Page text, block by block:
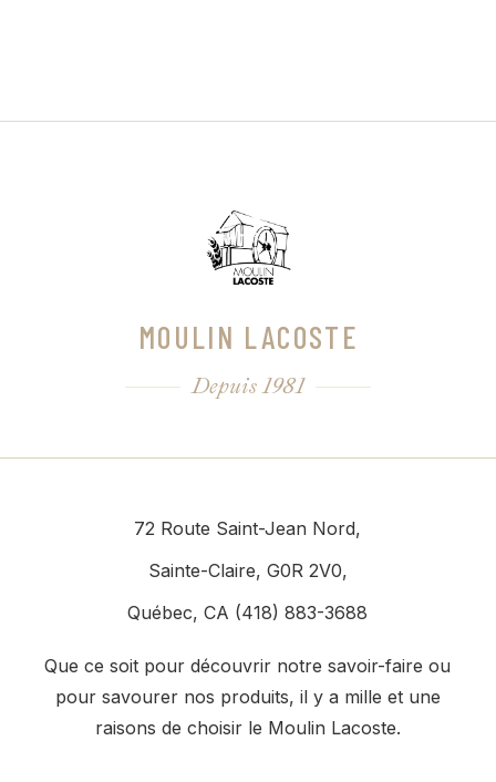
MOULIN LACOSTE
Depuis 1981
72 Route Saint-Jean Nord,
Sainte-Claire, G0R 2V0,
Québec, CA (418) 883-3688
Que ce soit pour découvrir notre savoir-faire ou
pour savourer nos produits, il y a mille et une
raisons de choisir le Moulin Lacoste.